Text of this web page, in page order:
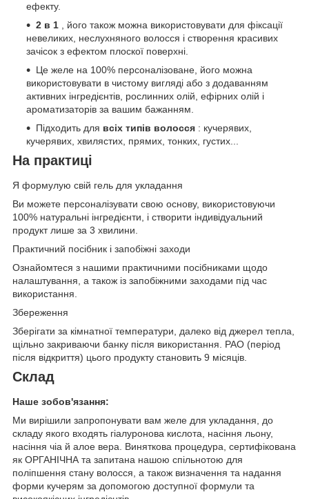
ефекту.
2 в 1 , його також можна використовувати для фіксації
невеликих, неслухняного волосся і створення красивих
зачісок з ефектом плоскої поверхні.
Це желе на 100% персоналізоване, його можна
використовувати в чистому вигляді або з додаванням
активних інгредієнтів, рослинних олій, ефірних олій і
ароматизаторів за вашим бажанням.
Підходить для всіх типів волосся : кучерявих,
кучерявих, хвилястих, прямих, тонких, густих...
На практиці
Я формулую свій гель для укладання
Ви можете персоналізувати свою основу, використовуючи
100% натуральні інгредієнти, і створити індивідуальний
продукт лише за 3 хвилини.
Практичний посібник і запобіжні заходи
Ознайомтеся з нашими практичними посібниками щодо
налаштування, а також із запобіжними заходами під час
використання.
Збереження
Зберігати за кімнатної температури, далеко від джерел тепла,
щільно закриваючи банку після використання. PAO (період
після відкриття) цього продукту становить 9 місяців.
Склад
Наше зобов'язання:
Ми вирішили запропонувати вам желе для укладання, до
складу якого входять гіалуронова кислота, насіння льону,
насіння чіа й алое вера. Виняткова процедура, сертифікована
як ОРГАНІЧНА та запитана нашою спільнотою для
поліпшення стану волосся, а також визначення та надання
форми кучерям за допомогою доступної формули та